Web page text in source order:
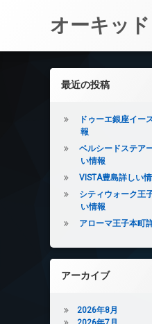
オーキッ
左サイドバー
最近の投稿
ドゥーエ銀座イー
報
ベルシードステア
い情報
VISTA豊島詳しい
シティウォーク王
い情報
アローマ王子本町
アーカイブ
2026年8月